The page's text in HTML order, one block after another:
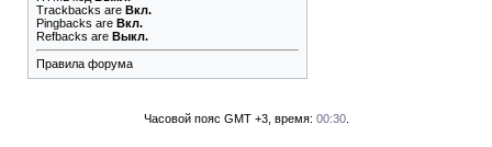
Trackbacks are Вкл.
Pingbacks are Вкл.
Refbacks are Выкл.
Правила форума
Часовой пояс GMT +3, время: 00:30.